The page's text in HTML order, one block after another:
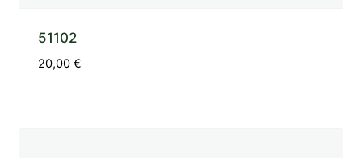
51102
20,00€